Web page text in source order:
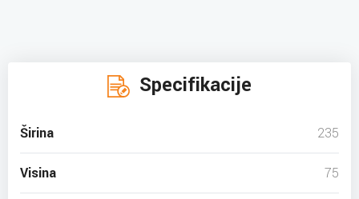
Specifikacije
Širina 235
Visina 75